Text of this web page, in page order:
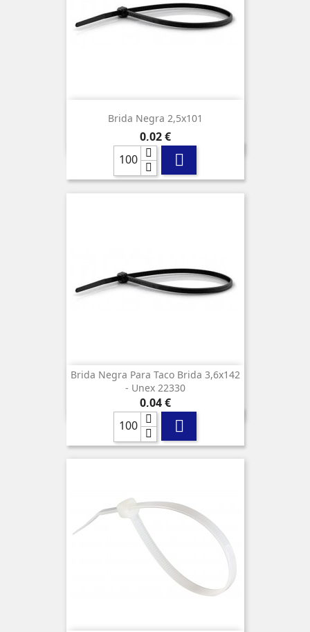
Brida Negra 2,5x101
Precio
0,02 €

Brida Negra Para Taco Brida 3,6x142
- Unex 22330
Precio
0,04 €
